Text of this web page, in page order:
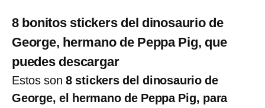
8 bonitos stickers del dinosaurio de
George, hermano de Peppa Pig, que
puedes descargar
Estos son8 stickers del dinosaurio de
George, el hermano de Peppa Pig, para